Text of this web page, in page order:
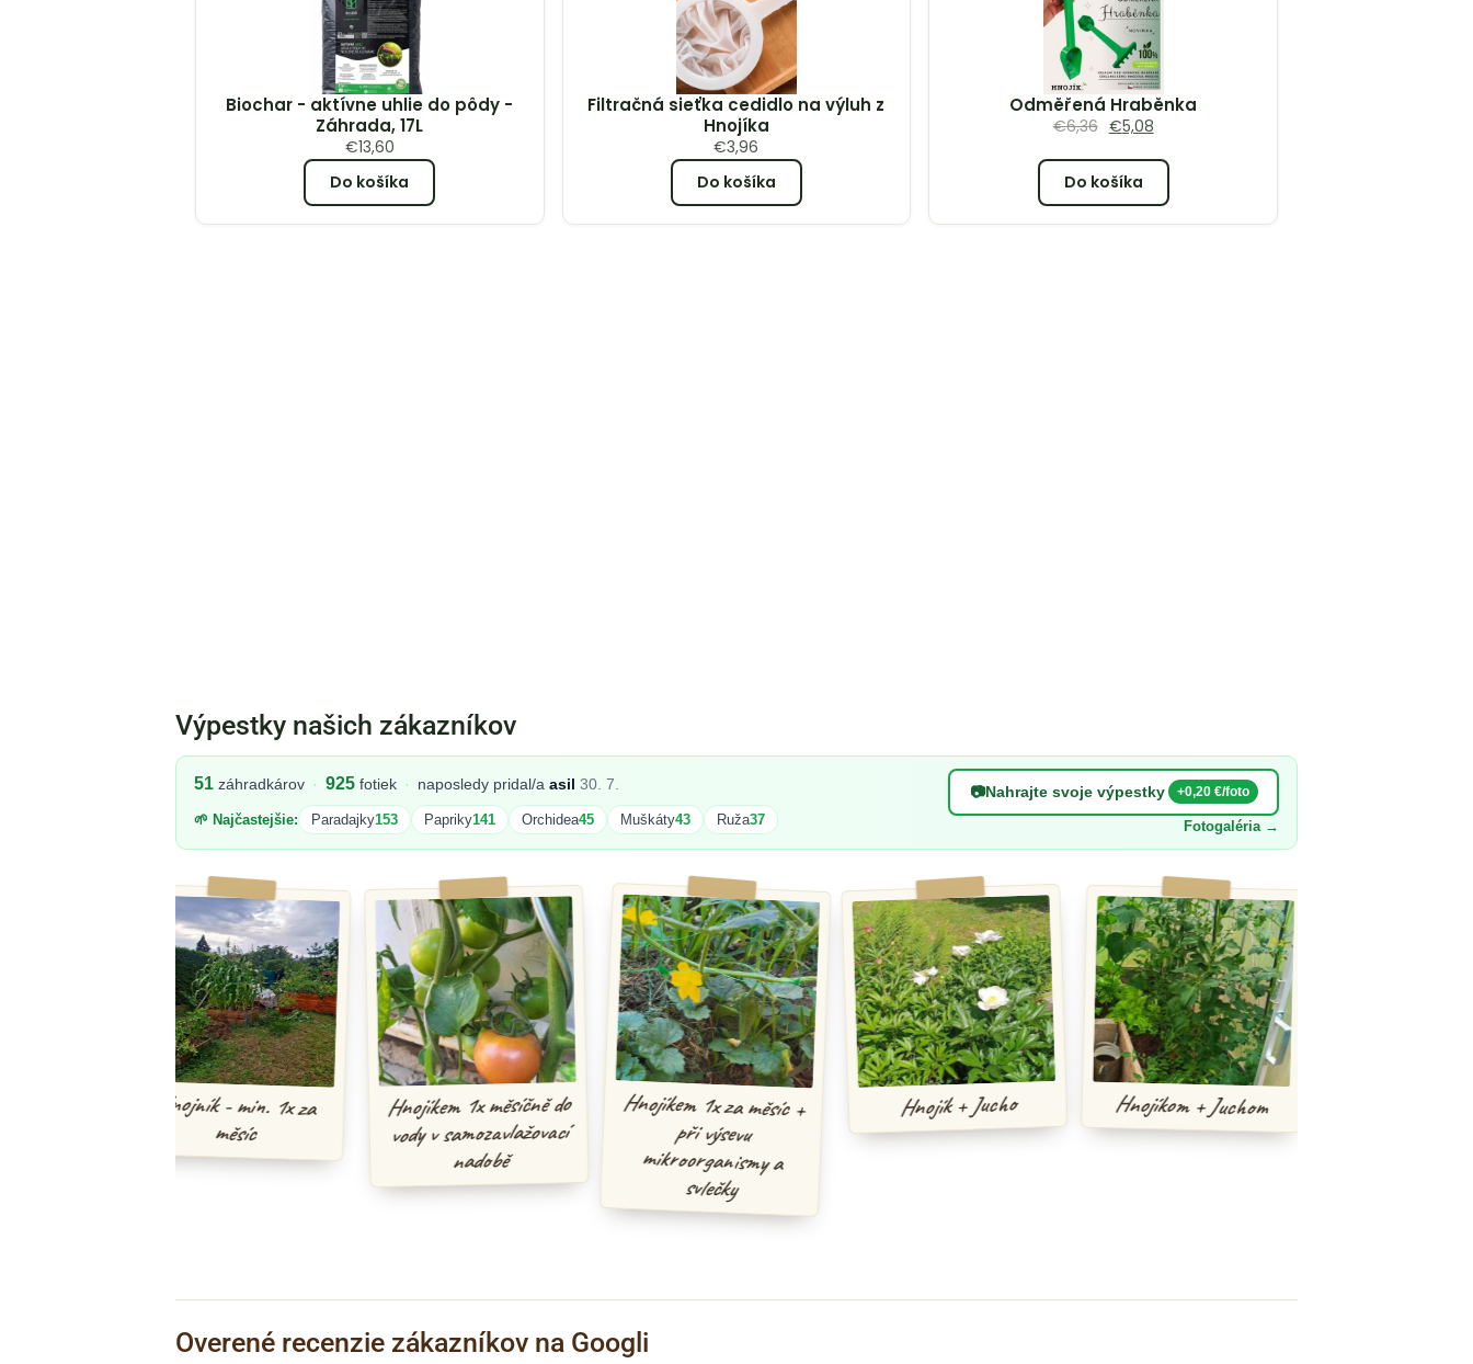
Biochar - aktívne uhlie do pôdy -
Záhrada, 17L
€13,60
Do košíka
Filtračná sieťka cedidlo na výluh z
Hnojíka
€3,96
Do košíka
Odměřená Hraběnka
€6,36 €5,08
Do košíka
Výpestky našich zákazníkov
51 záhradkárov · 925 fotiek · naposledy pridal/a asil 30. 7.
🌱 Najčastejšie: Paradajky153 Papriky141 Orchidea45 Muškáty43 Ruža37
📷Nahrajte svoje výpestky +0,20 €/foto
Fotogaléria →
Hnojník - min. 1x za
měsíc
Hnojíkem 1x měsíčně do
vody v samozavlažovací
nadobě
Hnojíkem 1x za měsíc +
při výsevu
mikroorganismy a
svlečky
Hnojík + Jucho Hnojíkom + Juchom
Overené recenzie zákazníkov na Googli